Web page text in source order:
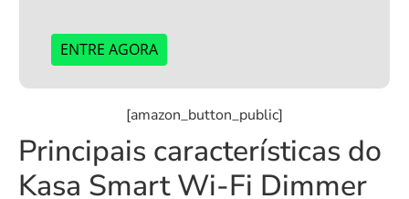
ENTRE AGORA
[amazon_button_public]
Principais características do
Kasa Smart Wi-Fi Dimmer